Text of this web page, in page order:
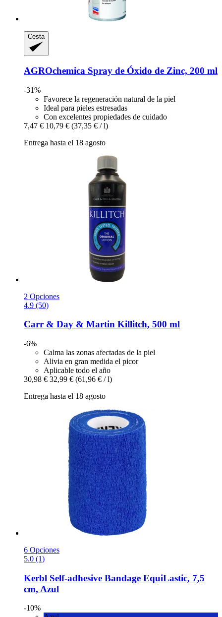
Cesta
AGROchemica Spray de Óxido de Zinc, 200 ml
-31%
Favorece la regeneración natural de la piel
Ideal para pieles estresadas
Con excelentes propiedades de cuidado
7,47 € 10,79 € (37,35 € / l)
Entrega hasta el 18 agosto
2 Opciones
4.9 (50)
Carr & Day & Martin Killitch, 500 ml
-6%
Calma las zonas afectadas de la piel
Alivia en gran medida el picor
Aplicable todo el año
30,98 € 32,99 € (61,96 € / l)
Entrega hasta el 18 agosto
6 Opciones
5.0 (1)
Kerbl Self-​adhesive Bandage EquiLastic, 7,5
cm, Azul
-10%